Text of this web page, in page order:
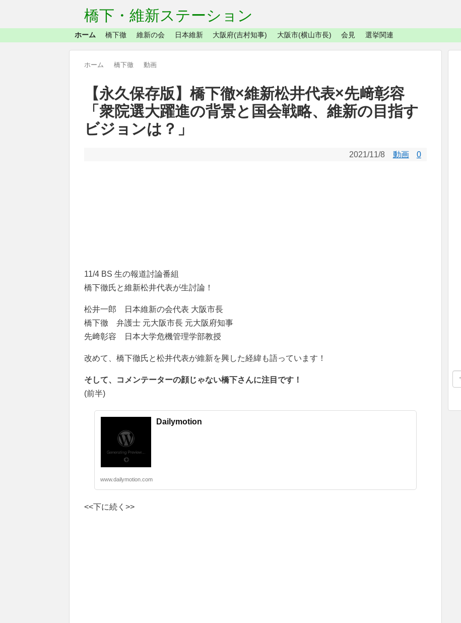
橋下・維新ステーション
ホーム 橋下徹 維新の会 日本維新 大阪府(吉村知事) 大阪市(横山市長) 会見 選挙関連
ホーム 橋下徹 動画
【永久保存版】橋下徹×維新松井代表×先﨑彰容
「衆院選大躍進の背景と国会戦略、維新の目指す
ビジョンは？」
2021/11/8 動画 0
11/4 BS 生の報道討論番組
橋下徹氏と維新松井代表が生討論！
松井一郎 日本維新の会代表 大阪市長
橋下徹 弁護士 元大阪市長 元大阪府知事
先﨑彰容 日本大学危機管理学部教授
改めて、橋下徹氏と松井代表が維新を興した経緯も語っています！
そして、コメンテーターの顔じゃない橋下さんに注目です！
(前半)
Dailymotion
www.dailymotion.com
<<下に続く>>